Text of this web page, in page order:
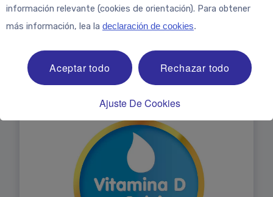
HIERRO Y OMEGA 3 para contribuir al
desarrollo del cerebro y del sistema
información relevante (cookies de orientación). Para obtener
más información, lea la declaración de cookies.
Aceptar todo Rechazar todo
Ajuste De Cookies